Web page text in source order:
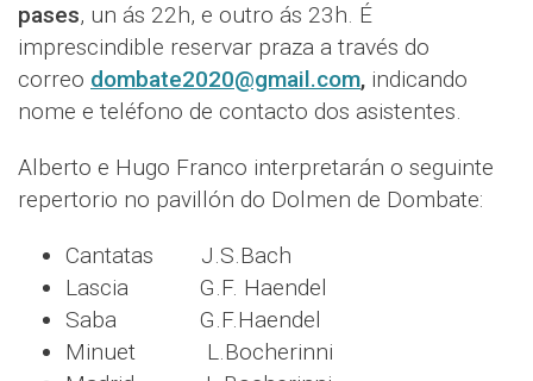
pases, un ás 22h, e outro ás 23h. É
imprescindible reservar praza a través do
correo dombate2020@gmail.com, indicando
nome e teléfono de contacto dos asistentes.
Alberto e Hugo Franco interpretarán o seguinte
repertorio no pavillón do Dolmen de Dombate:
Cantatas J.S.Bach
Lascia G.F. Haendel
Saba G.F.Haendel
Minuet L.Bocherinni